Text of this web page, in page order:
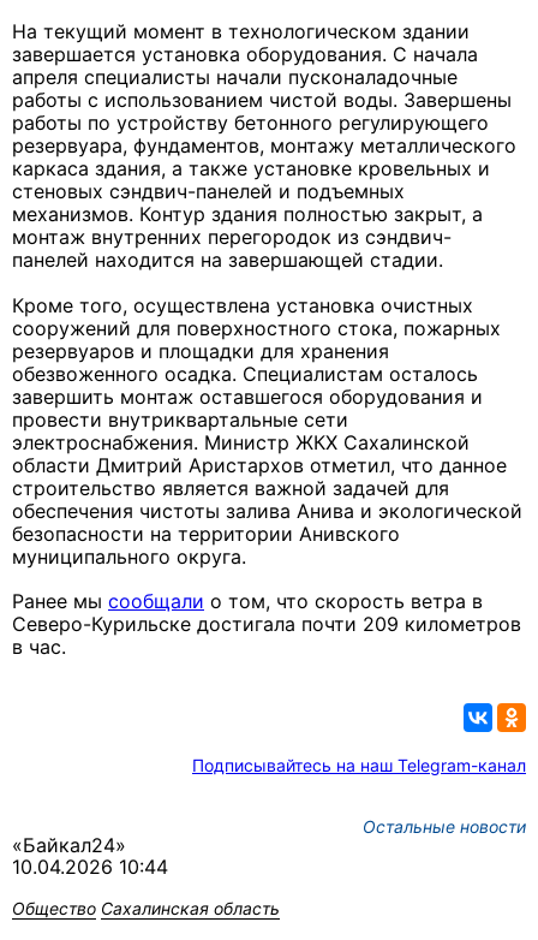
На текущий момент в технологическом здании
завершается установка оборудования. С начала
апреля специалисты начали пусконаладочные
работы с использованием чистой воды. Завершены
работы по устройству бетонного регулирующего
резервуара, фундаментов, монтажу металлического
каркаса здания, а также установке кровельных и
стеновых сэндвич-панелей и подъемных
механизмов. Контур здания полностью закрыт, а
монтаж внутренних перегородок из сэндвич-
панелей находится на завершающей стадии.
Кроме того, осуществлена установка очистных
сооружений для поверхностного стока, пожарных
резервуаров и площадки для хранения
обезвоженного осадка. Специалистам осталось
завершить монтаж оставшегося оборудования и
провести внутриквартальные сети
электроснабжения. Министр ЖКХ Сахалинской
области Дмитрий Аристархов отметил, что данное
строительство является важной задачей для
обеспечения чистоты залива Анива и экологической
безопасности на территории Анивского
муниципального округа.
Ранее мы сообщали о том, что скорость ветра в
Северо-Курильске достигала почти 209 километров
в час.
Подписывайтесь на наш Telegram-канал
Остальные новости
«Байкал24»
10.04.2026 10:44
Общество Сахалинская область